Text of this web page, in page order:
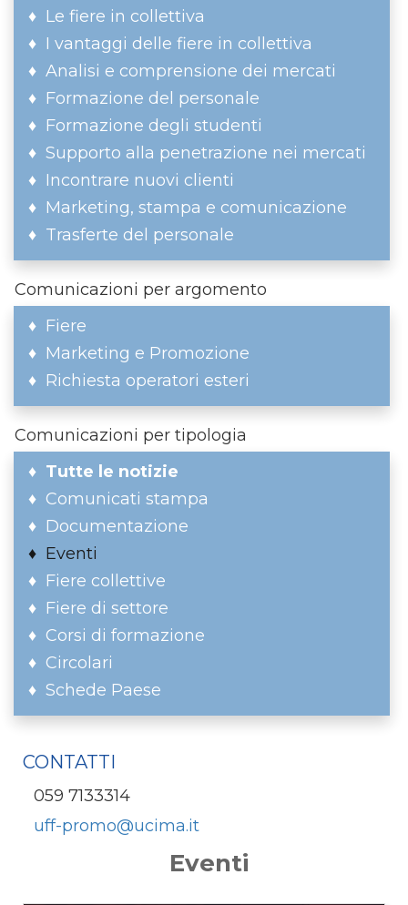
Le fiere in collettiva
I vantaggi delle fiere in collettiva
Analisi e comprensione dei mercati
Formazione del personale
Formazione degli studenti
Supporto alla penetrazione nei mercati
Incontrare nuovi clienti
Marketing, stampa e comunicazione
Trasferte del personale
Comunicazioni per argomento
Fiere
Marketing e Promozione
Richiesta operatori esteri
Comunicazioni per tipologia
Tutte le notizie
Comunicati stampa
Documentazione
Eventi
Fiere collettive
Fiere di settore
Corsi di formazione
Circolari
Schede Paese
CONTATTI
059 7133314
uff-promo@ucima.it
Eventi